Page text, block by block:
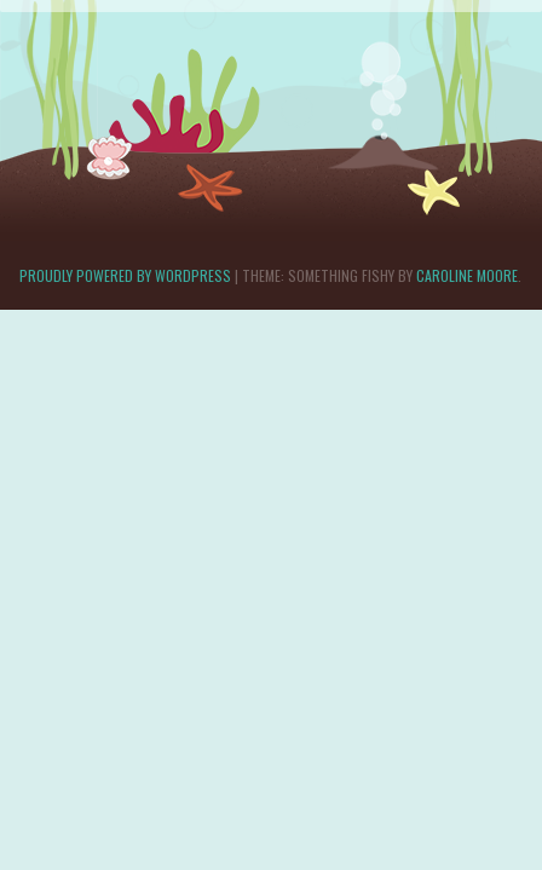
PROUDLY POWERED BY WORDPRESS | THEME: SOMETHING FISHY BYCAROLINE MOORE